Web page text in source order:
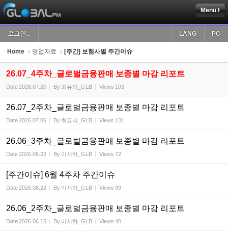
Menu
로그인... PC
LANG
Home 영업자료 [주간] 보험사별 주간이슈
26.07_4주차_글로벌금융판매 보종별 마감 리포트
Date2026.07.20 By 최유리_GLB Views 103
26.07_2주차_글로벌금융판매 보종별 마감 리포트
Date2026.07.06 By 최유리_GLB Views 131
26.06_3주차_글로벌금융판매 보종별 마감 리포트
Date2026.06.22 By 이서하_GLB Views 72
[주간이슈] 6월 4주차 주간이슈
Date2026.06.22 By 이서하_GLB Views 99
26.06_2주차_글로벌금융판매 보종별 마감 리포트
Date2026.06.15 By 이서하_GLB Views 40
Sketchbook5, 스케치북5
Sketchbook5, 스케치북5